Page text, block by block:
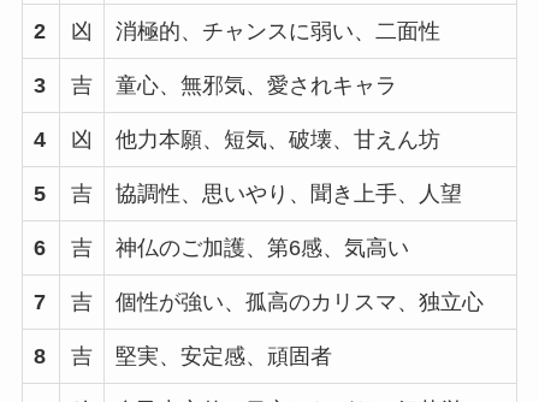
2 凶 消極的、チャンスに弱い、二面性
3 吉 童心、無邪気、愛されキャラ
4 凶 他力本願、短気、破壊、甘えん坊
5 吉 協調性、思いやり、聞き上手、人望
6 吉 神仏のご加護、第6感、気高い
7 吉 個性が強い、孤高のカリスマ、独立心
8 吉 堅実、安定感、頑固者